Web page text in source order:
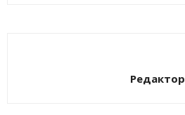
Редактор